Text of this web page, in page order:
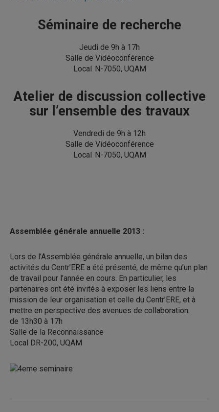
Séminaire de recherche
Jeudi de 9h à 17h
Salle de Vidéoconférence
Local N-7050, UQAM
Atelier de discussion collective
sur l’ensemble des travaux
Vendredi de 9h à 12h
Salle de Vidéoconférence
Local N-7050, UQAM
Assemblée générale annuelle 2013 :
Lors de l’Assemblée générale annuelle, un bilan des
activités du Centr’ERE a été présenté, de même qu’un plan
de travail pour l’année en cours. En particulier, les
partenaires ont été invités à exposer les liens entre la
mission de leur organisation et celle du Centr’ERE, et à
mettre en perspective des avenues de collaboration.
de 13h30 à 17h
Salle de la Reconnaissance
Local DR-200, UQAM